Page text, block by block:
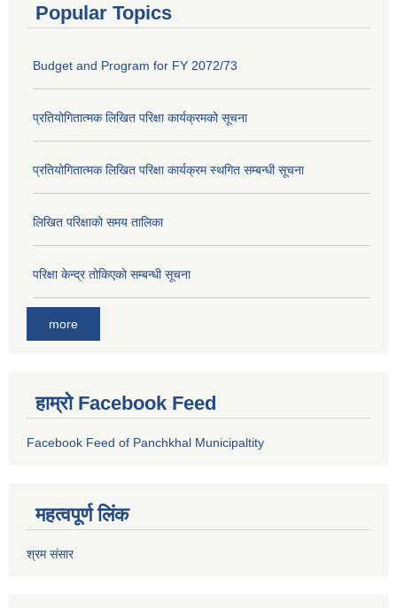
Popular Topics
Budget and Program for FY 2072/73
प्रतियोगितात्मक लिखित परिक्षा कार्यक्रमको सूचना
प्रतियोगितात्मक लिखित परिक्षा कार्यक्रम स्थगित सम्बन्धी सूचना
लिखित परिक्षाको समय तालिका
परिक्षा केन्द्र तोकिएको सम्बन्धी सूचना
more
हाम्रो Facebook Feed
Facebook Feed of Panchkhal Municipaltity
महत्वपूर्ण लिंक
श्रम संसार